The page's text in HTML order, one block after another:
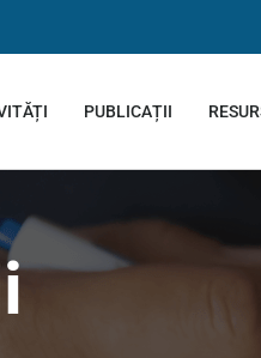
PUBLICAȚII